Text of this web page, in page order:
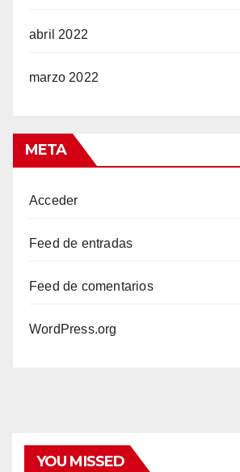
abril 2022
marzo 2022
META
Acceder
Feed de entradas
Feed de comentarios
WordPress.org
YOU MISSED